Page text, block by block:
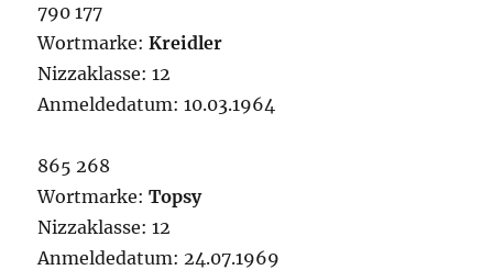
790 177
Wortmarke:Kreidler
Nizzaklasse: 12
Anmeldedatum: 10.03.1964
865 268
Wortmarke:Topsy
Nizzaklasse: 12
Anmeldedatum: 24.07.1969